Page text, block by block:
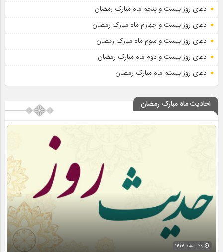
دعای روز بیست و پنجم ماه مبارک رمضان
دعای روز بیست و چهارم ماه مبارک رمضان
دعای روز بیست و سوم ماه مبارک رمضان
دعای روز بیست و دوم ماه مبارک رمضان
دعای روز بیستم ماه مبارک رمضان
احادیث ماه مبارک رمضان